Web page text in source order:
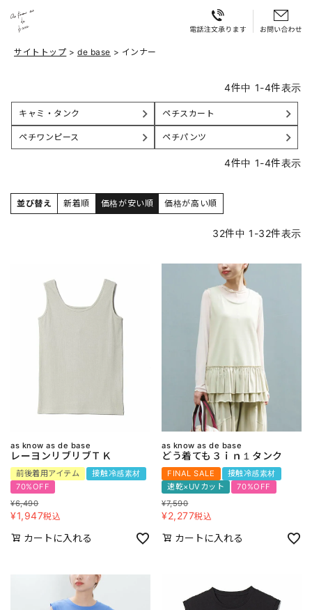
サイトトップ de base インナー
4件中 1-4件表示
キャミ・タンク ペチスカート
ペチワンピース ペチパンツ
4件中 1-4件表示
並び替え 新着順 価格が安い順 価格が高い順
32件中 1 -32件表示
as know as de base
レーヨンリブリブＴＫ
前後着用アイテム
接触冷感素材
70%OFF
¥6,490
¥1,947税込
カートに入れる
as know as de base
どう着ても３ｉｎ１タンク
FINAL SALE
接触冷感素材
速乾×UVカット
70%OFF
¥7,590
¥2,277税込
カートに入れる